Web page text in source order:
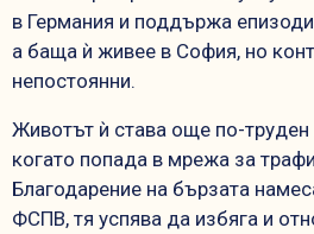
в Германия и поддържа
а баща ѝ живее в София, но
непостоянни.
Животът ѝ става още по-труден
когато попада в мрежа за
Благодарение на бързата
ФСПВ, тя успява да избяга и